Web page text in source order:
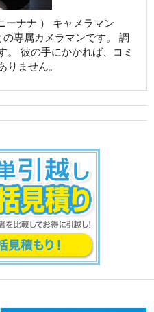
ーナナ ） キャメラマン
専属カメラマンです。 調
。 彼の手にかかれば、コミ
ません。